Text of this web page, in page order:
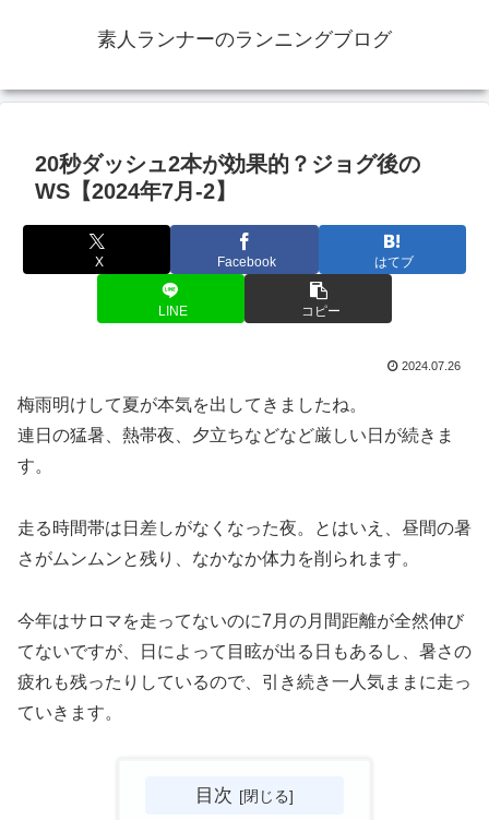
素人ランナーのランニングブログ
20秒ダッシュ2本が効果的？ジョグ後の
WS【2024年7月-2】
X Facebook はてブ
LINE コピー
2024.07.26
梅雨明けして夏が本気を出してきましたね。
連日の猛暑、熱帯夜、夕立ちなどなど厳しい日が続きま
す。
走る時間帯は日差しがなくなった夜。とはいえ、昼間の暑
さがムンムンと残り、なかなか体力を削られます。
今年はサロマを走ってないのに7月の月間距離が全然伸び
てないですが、日によって目眩が出る日もあるし、暑さの
疲れも残ったりしているので、引き続き一人気ままに走っ
ていきます。
目次